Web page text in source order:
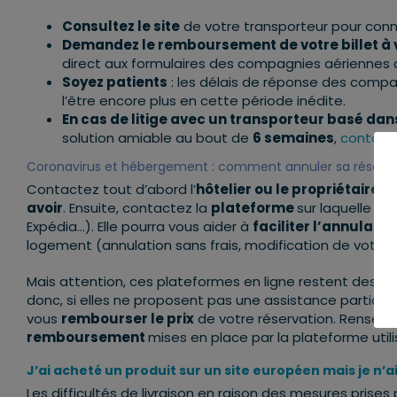
Consultez le sitede votre transporteur pour
Demandez le remboursement de votre billet
direct aux formulaires des compagnies aériennes
Soyez patients : les délais de réponse des
l’être encore plus en cette période inédite.
En cas de litige avec un transporteur basé
solution amiable au bout de 6 semaines,
Coronavirus et hébergement : comment annuler sa
Contactez tout d’abord l’hôtelier ou le propriétaire
avoir. Ensuite, contactez la plateformesur laquelle
Expédia…). Elle pourra vous aider à faciliter l’annulation
logement (annulation sans frais, modification de votre
Mais attention, ces plateformes en ligne restent des
donc, si elles ne proposent pas une assistance
vous rembourser le prixde votre réservation.
remboursementmises en place par la plateforme
J’ai acheté un produit sur un site européen mais je
Les difficultés de livraison en raison des mesures